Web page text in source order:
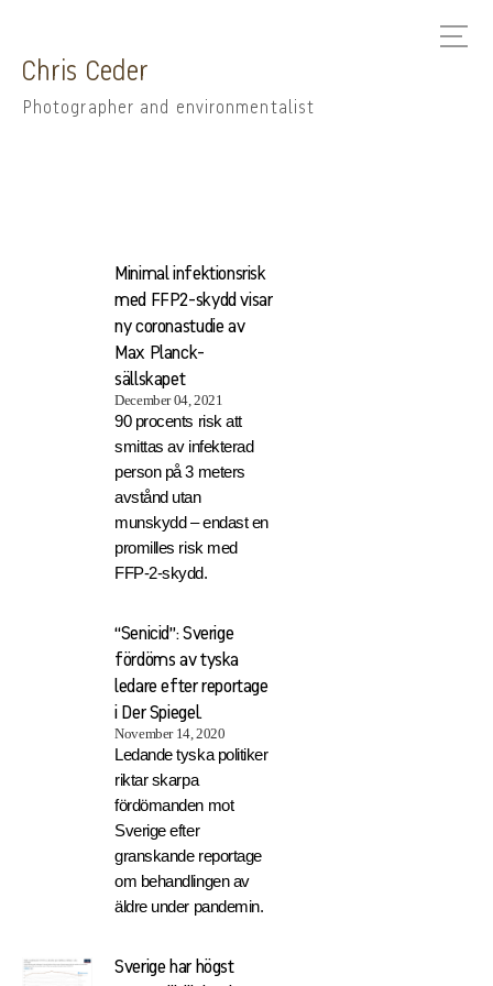
Chris Ceder
Photographer and environmentalist
Minimal infektionsrisk
med FFP2-skydd visar
ny coronastudie av
Max Planck-
sällskapet
December 04, 2021
90 procents risk att
smittas av infekterad
person på 3 meters
avstånd utan
munskydd – endast en
promilles risk med
FFP-2-skydd.
“Senicid”: Sverige
fördöms av tyska
ledare efter reportage
i Der Spiegel.
November 14, 2020
Ledande tyska politiker
riktar skarpa
fördömanden mot
Sverige efter
granskande reportage
om behandlingen av
äldre under pandemin.
Sverige har högst